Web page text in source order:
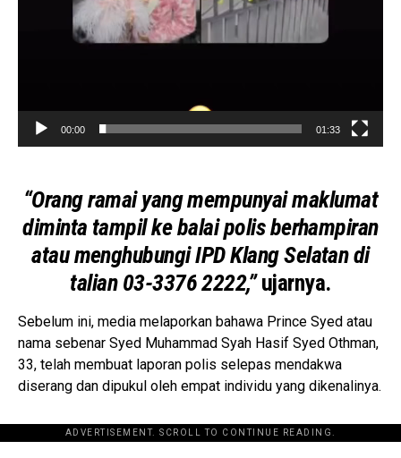
00:00 01:33
“Orang ramai yang mempunyai maklumat
diminta tampil ke balai polis berhampiran
atau menghubungi IPD Klang Selatan di
talian 03-3376 2222,”ujarnya.
Sebelum ini, media melaporkan bahawa Prince Syed atau
nama sebenar Syed Muhammad Syah Hasif Syed Othman,
33, telah membuat laporan polis selepas mendakwa
diserang dan dipukul oleh empat individu yang dikenalinya.
ADVERTISEMENT. SCROLL TO CONTINUE READING.